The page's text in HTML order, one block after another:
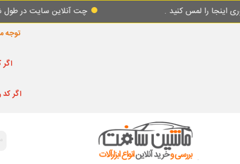
چت آنلاین سایت در طول شبانه روز پاسخگوی شما میباشد.
توجه
اگر